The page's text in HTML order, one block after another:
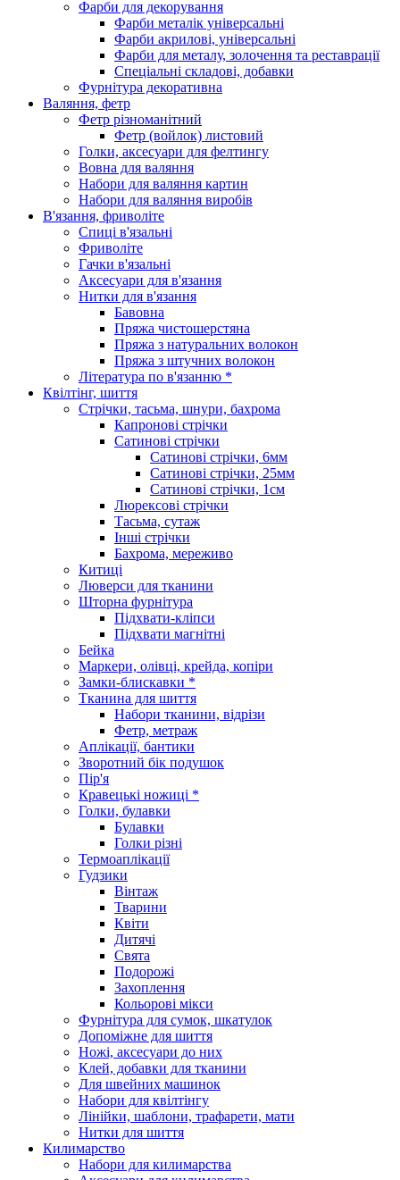
Фарби для декорування
Фарби металік універсальні
Фарби акрилові, універсальні
Фарби для металу, золочення та реставрації
Спеціальні складові, добавки
Фурнітура декоративна
Валяння, фетр
Фетр різноманітний
Фетр (войлок) листовий
Голки, аксесуари для фелтингу
Вовна для валяння
Набори для валяння картин
Набори для валяння виробів
В'язання, фриволіте
Спиці в'язальні
Фриволіте
Гачки в'язальні
Аксесуари для в'язання
Нитки для в'язання
Бавовна
Пряжа чистошерстяна
Пряжа з натуральних волокон
Пряжа з штучних волокон
Література по в'язанню *
Квілтінг, шиття
Стрічки, тасьма, шнури, бахрома
Капронові стрічки
Сатинові стрічки
Сатинові стрічки, 6мм
Сатинові стрічки, 25мм
Сатинові стрічки, 1см
Люрексові стрічки
Тасьма, сутаж
Інші стрічки
Бахрома, мереживо
Китиці
Люверси для тканини
Шторна фурнітура
Підхвати-кліпси
Підхвати магнітні
Бейка
Маркери, олівці, крейда, копіри
Замки-блискавки *
Тканина для шиття
Набори тканини, відрізи
Фетр, метраж
Аплікації, бантики
Зворотний бік подушок
Пір'я
Кравецькі ножиці *
Голки, булавки
Булавки
Голки різні
Термоаплікації
Гудзики
Вінтаж
Тварини
Квіти
Дитячі
Свята
Подорожі
Захоплення
Кольорові мікси
Фурнітура для сумок, шкатулок
Допоміжне для шиття
Ножі, аксесуари до них
Клей, добавки для тканини
Для швейних машинок
Набори для квілтінгу
Лінійки, шаблони, трафарети, мати
Нитки для шиття
Килимарство
Набори для килимарства